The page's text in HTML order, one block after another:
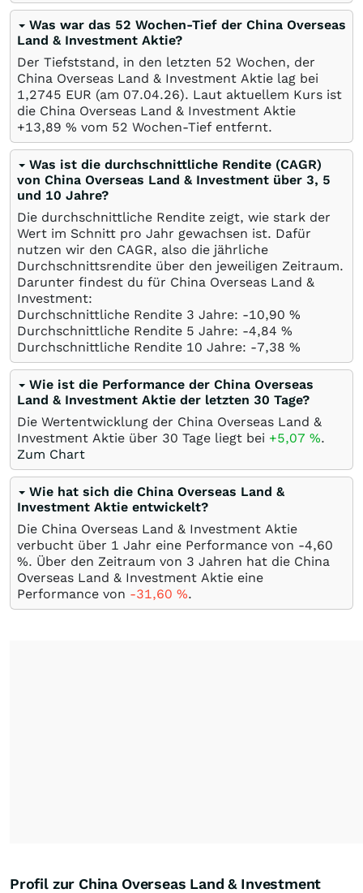
Was war das 52 Wochen-Tief der China Overseas
Land & Investment Aktie?
Der Tiefststand, in den letzten 52 Wochen, der
China Overseas Land & Investment Aktie lag bei
1,2745 EUR (am 07.04.26). Laut aktuellem Kurs ist
die China Overseas Land & Investment Aktie
+13,89 % vom 52 Wochen-Tief entfernt.
Was ist die durchschnittliche Rendite (CAGR)
von China Overseas Land & Investment über 3, 5
und 10 Jahre?
Die durchschnittliche Rendite zeigt, wie stark der
Wert im Schnitt pro Jahr gewachsen ist. Dafür
nutzen wir den CAGR, also die jährliche
Durchschnittsrendite über den jeweiligen Zeitraum.
Darunter findest du für China Overseas Land &
Investment:
Durchschnittliche Rendite 3 Jahre: -10,90 %
Durchschnittliche Rendite 5 Jahre: -4,84 %
Durchschnittliche Rendite 10 Jahre: -7,38 %
Wie ist die Performance der China Overseas
Land & Investment Aktie der letzten 30 Tage?
Die Wertentwicklung der China Overseas Land &
Investment Aktie über 30 Tage liegt bei +5,07 %.
Zum Chart
Wie hat sich die China Overseas Land &
Investment Aktie entwickelt?
Die China Overseas Land & Investment Aktie
verbucht über 1 Jahr eine Performance von -4,60
%. Über den Zeitraum von 3 Jahren hat die China
Overseas Land & Investment Aktie eine
Performance von -31,60 %.
Profil zur China Overseas Land & Investment